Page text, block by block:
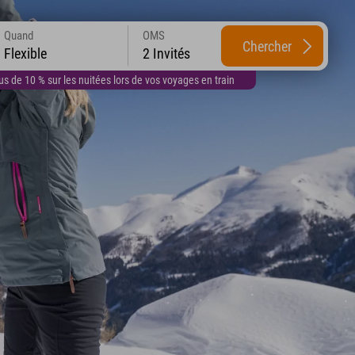
de 10 % sur les nuitées lors de vos voyages en train
Quand
Flexible
OMS
2 Invités Chercher